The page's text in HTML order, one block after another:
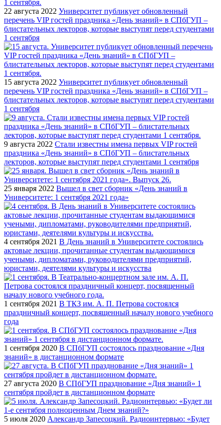
22 августа 2022 Университет публикует обновленный
перечень VIP гостей праздника «День знаний» в СПбГУП –
блистательных лекторов, которые выступят перед студентами
1 сентября
15 августа 2022 Университет публикует обновленный
перечень VIP гостей праздника «День знаний» в СПбГУП –
блистательных лекторов, которые выступят перед студентами
1 сентября
9 августа 2022 Стали известны имена первых VIP гостей
праздника «День знаний» в СПбГУП – блистательных
лекторов, которые выступят перед студентами 1 сентября
25 января 2022 Вышел в свет сборник «День знаний в
Университете: 1 сентября 2021 года»
4 сентября 2021 В День знаний в Университете состоялись
актовые лекции, прочитанные студентам выдающимися
учеными, дипломатами, руководителями предприятий,
юристами, деятелями культуры и искусства
1 сентября 2021 В ТКЗ им. А. П. Петрова состоялся
праздничный концерт, посвященный началу нового учебного
года
1 сентября 2020 В СПбГУП состоялось празднование «Дня
знаний» в дистанционном формате
27 августа 2020 В СПбГУП празднование «Дня знаний» 1
сентября пройдет в дистанционном формате
5 июля 2020 Александр Запесоцкий. Радиоинтервью: «Будет